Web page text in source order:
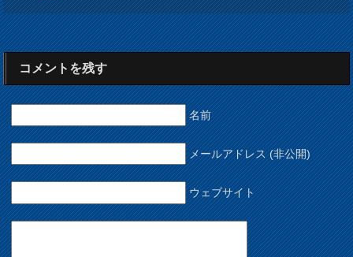
コメントを残す
名前
メールアドレス (非公開)
ウェブサイト